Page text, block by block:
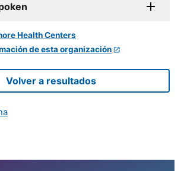
de esta organización
Volver a resultados